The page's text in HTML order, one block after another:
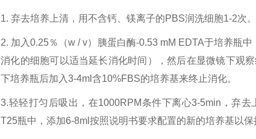
1. 弃去培养上清，用不含钙、镁离子的PBS润洗细胞1-2次。
2. 加入0.25％（w / v）胰蛋白酶-0.53 mM EDTA于培养瓶
消化的细胞可以适当延长消化时间），然后在显微镜下观
下培养瓶后加入3-4ml含10%FBS的培养基来终止消化。
3.轻轻打匀后吸出，在1000RPM条件下离心3-5min，弃
T25瓶中，添加6-8ml按照说明书要求配置的新的培养基以